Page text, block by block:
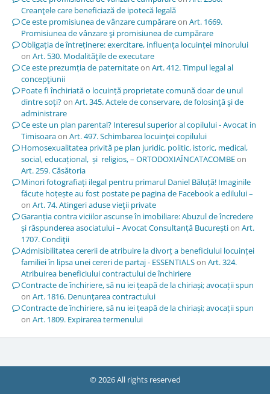
Creanţele care beneficiază de ipotecă legală
Ce este promisiunea de vânzare cumpărareon Art. 1669.
Promisiunea de vânzare şi promisiunea de cumpărare
Obligația de întreținere: exercitare, influența locuinței minorului
on Art. 530. Modalităţile de executare
Ce este prezumția de paternitateon Art. 412. Timpul legal al
concepţiunii
Poate fi închiriată o locuință proprietate comună doar de unul
dintre soți?on Art. 345. Actele de conservare, de folosinţă şi de
administrare
Ce este un plan parental? Interesul superior al copilului - Avocat in
Timisoaraon Art. 497. Schimbarea locuinţei copilului
Homosexualitatea privită pe plan juridic, politic, istoric, medical,
social, educațional, și religios, – ORTODOXIAÎNCATACOMBEon
Art. 259. Căsătoria
Minori fotografiați ilegal pentru primarul Daniel Băluță! Imaginile
făcute hoțește au fost postate pe pagina de Facebook a edilului –
on Art. 74. Atingeri aduse vieţii private
Garanția contra viciilor ascunse în imobiliare: Abuzul de încredere
și răspunderea asociatului – Avocat Consultanță Bucureștion Art.
1707. Condiţii
Admisibilitatea cererii de atribuire la divorț a beneficiului locuinței
familiei în lipsa unei cereri de partaj - ESSENTIALSon Art. 324.
Atribuirea beneficiului contractului de închiriere
Contracte de închiriere, să nu iei țeapă de la chiriași; avocații spun
on Art. 1816. Denunţarea contractului
Contracte de închiriere, să nu iei țeapă de la chiriași; avocații spun
on Art. 1809. Expirarea termenului
© 2026 All rights reserved